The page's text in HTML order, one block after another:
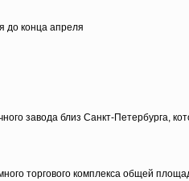
до конца апреля
завода близ Санкт-Петербурга,
торгового комплекса общей